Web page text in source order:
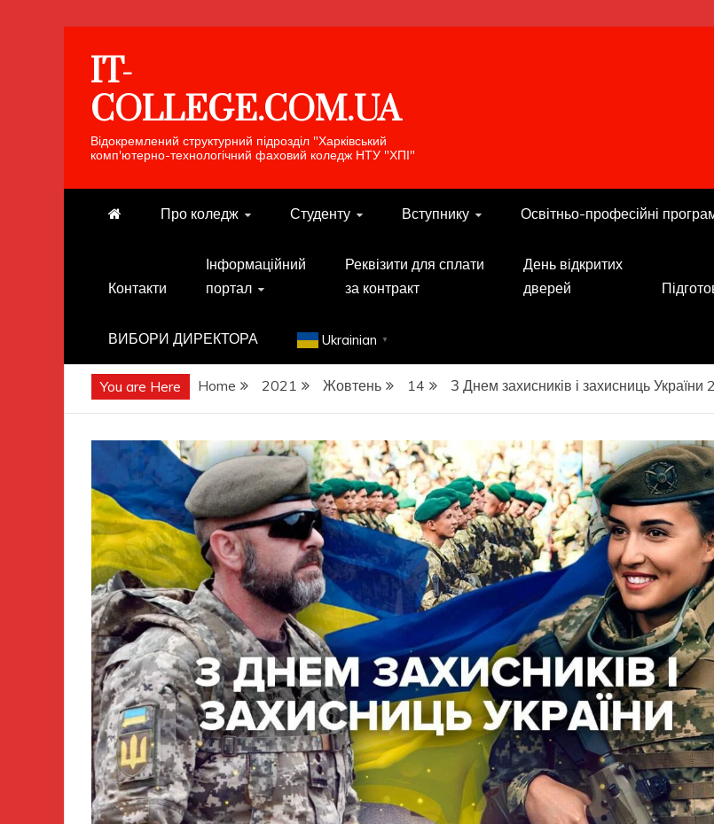
contentIT-
COLLEGE.COM.UA
Відокремлений структурний підрозділ "Харківський
комп'ютерно-технологічний фаховий коледж НТУ "ХПІ"
Про коледж Студенту Вступнику Освітньо-професійні
Контакти
Інформаційний
портал
Реквізити для сплати
за контракт
День відкритих
дверей
ВИБОРИ ДИРЕКТОРА Ukrainian ▼
You are Here Home 2021 Жовтень 14 З Днем захисників і захисниць України